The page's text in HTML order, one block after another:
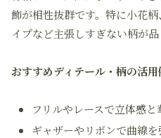
飾が相性抜群です。特に小花
イプなど主張しすぎない柄が品
おすすめディテール・柄の活用
フリルやレースで立体感
ギャザーやリボンで曲線を